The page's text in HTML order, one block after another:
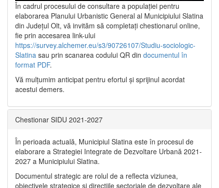
În cadrul procesului de consultare a populaţiei pentru
elaborarea Planului Urbanistic General al Municipiului Slatina
din Județul Olt, vă invităm să completați chestionarul online,
fie prin accesarea link-ului
https://survey.alchemer.eu/s3/90726107/Studiu-sociologic-
Slatina sau prin scanarea codului QR din documentul în
format PDF.
Vă mulţumim anticipat pentru efortul şi sprijinul acordat
acestui demers.
Chestionar SIDU 2021-2027
În perioada actuală, Municipiul Slatina este în procesul de
elaborare a Strategiei Integrate de Dezvoltare Urbană 2021‐
2027 a Municipiului Slatina.
Documentul strategic are rolul de a reflecta viziunea,
obiectivele strategice și direcțiile sectoriale de dezvoltare ale